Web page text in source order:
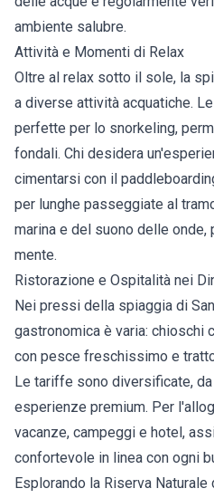
ambiente salubre.
Attività e Momenti di Relax
Oltre al relax sotto il sole, la
a diverse attività acquatiche.
perfette per lo snorkeling,
fondali. Chi desidera
cimentarsi con il
per lunghe passeggiate al
marina e del suono delle onde,
mente.
Ristorazione e Ospitalità nei
Nei pressi della spiaggia di
gastronomica è varia: chioschi
con pesce freschissimo e
Le tariffe sono diversificate,
esperienze premium. Per
vacanze, campeggi e hotel,
confortevole in linea con ogni
Esplorando la Riserva